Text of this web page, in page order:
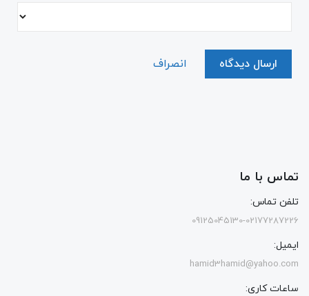
ارسال دیدگاه انصراف
تماس با ما
تلفن تماس:
09125045130-02177287226
ایمیل:
hamid3hamid@yahoo.com
ساعات کاری: